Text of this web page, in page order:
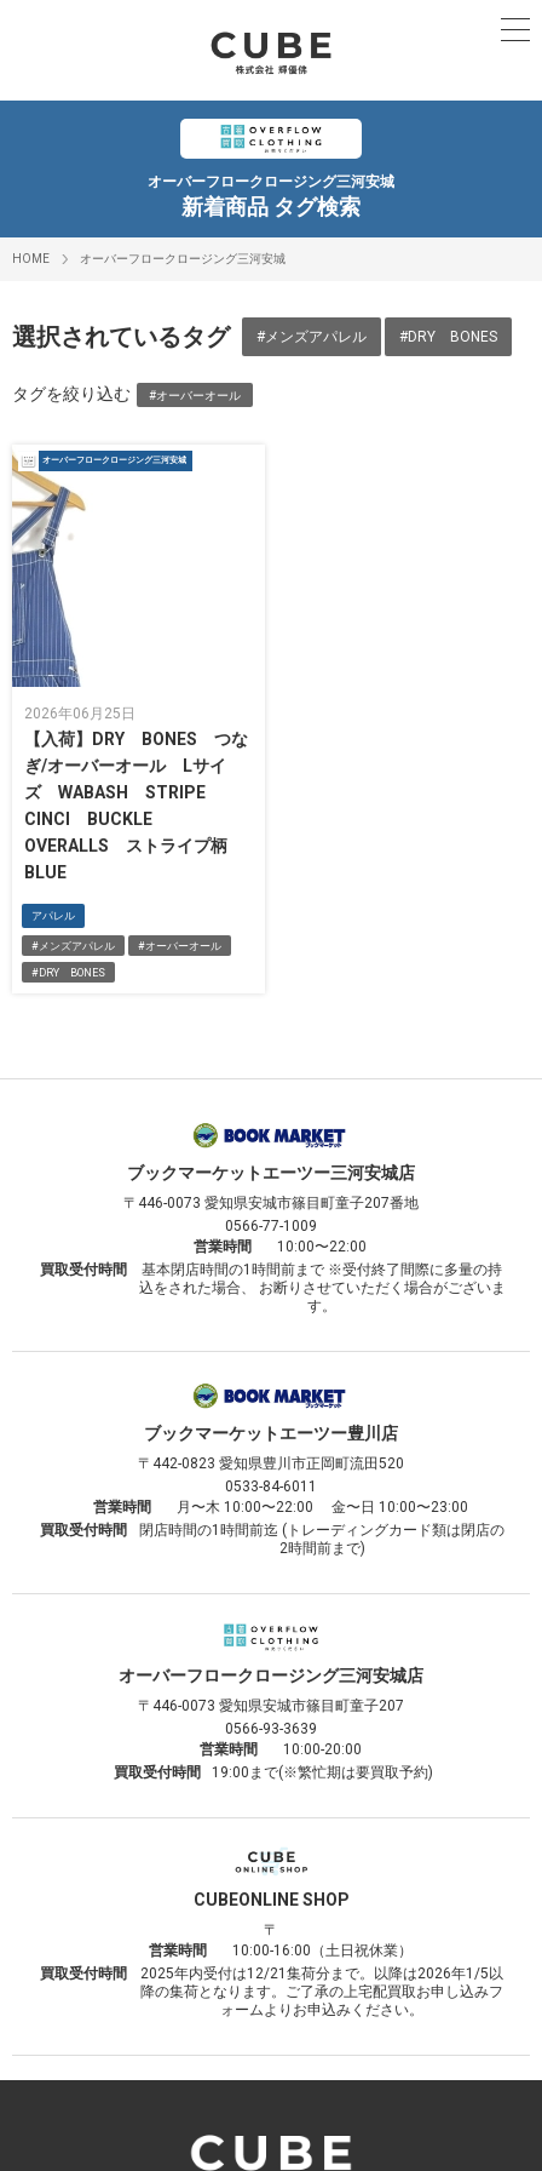
オーバーフロークロージング三河安城
新着商品 タグ検索
HOME オーバーフロークロージング三河安城
選択されているタグ #メンズアパレル #DRY BONES
タグを絞り込む #オーバーオール
オーバーフロークロージング三河安城
2026年06月25日
【入荷】DRY BONES つな
ぎ/オーバーオール Lサイ
ズ WABASH STRIPE
CINCI BUCKLE
OVERALLS ストライプ柄
BLUE
アパレル
#メンズアパレル #オーバーオール
#DRY BONES
ブックマーケットエーツー三河安城店
〒446-0073 愛知県安城市篠目町童子207番地
0566-77-1009
営業時間
10:00〜22:00
買取受付時間
基本閉店時間の1時間前まで ※受付終了間際に多量の持
込をされた場合、 お断りさせていただく場合がございま
す。
ブックマーケットエーツー豊川店
〒442-0823 愛知県豊川市正岡町流田520
0533-84-6011
営業時間
月〜木 10:00〜22:00 金〜日 10:00〜23:00
買取受付時間
閉店時間の1時間前迄 (トレーディングカード類は閉店の
2時間前まで)
オーバーフロークロージング三河安城店
〒446-0073 愛知県安城市篠目町童子207
0566-93-3639
営業時間
10:00-20:00
買取受付時間
19:00まで(※繁忙期は要買取予約)
CUBEONLINE SHOP
〒
営業時間
10:00-16:00（土日祝休業）
買取受付時間
2025年内受付は12/21集荷分まで。以降は2026年1/5以
降の集荷となります。ご了承の上宅配買取お申し込みフ
ォームよりお申込みください。